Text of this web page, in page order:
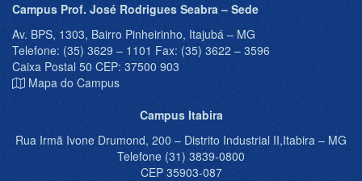
Campus Prof. José Rodrigues Seabra – Sede
Av. BPS, 1303, Bairro Pinheirinho, Itajubá – MG
Telefone: (35) 3629 – 1101 Fax: (35) 3622 – 3596
Caixa Postal 50 CEP: 37500 903
Mapa do Campus
Campus Itabira
Rua Irmã Ivone Drumond, 200 – Distrito Industrial II,Itabira – MG
Telefone (31) 3839-0800
CEP 35903-087